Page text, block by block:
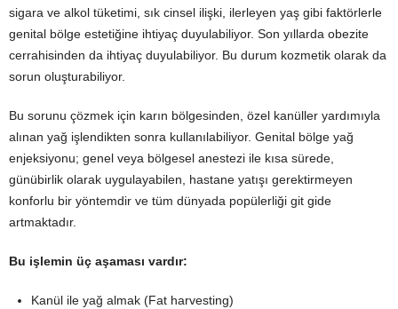
sigara ve alkol tüketimi, sık cinsel ilişki, ilerleyen yaş gibi faktörlerle
genital bölge estetiğine ihtiyaç duyulabiliyor. Son yıllarda obezite
cerrahisinden da ihtiyaç duyulabiliyor. Bu durum kozmetik olarak da
sorun oluşturabiliyor.
Bu sorunu çözmek için karın bölgesinden, özel kanüller yardımıyla
alınan yağ işlendikten sonra kullanılabiliyor. Genital bölge yağ
enjeksiyonu; genel veya bölgesel anestezi ile kısa sürede,
günübirlik olarak uygulayabilen, hastane yatışı gerektirmeyen
konforlu bir yöntemdir ve tüm dünyada popülerliği git gide
artmaktadır.
Bu işlemin üç aşaması vardır:
Kanül ile yağ almak (Fat harvesting)